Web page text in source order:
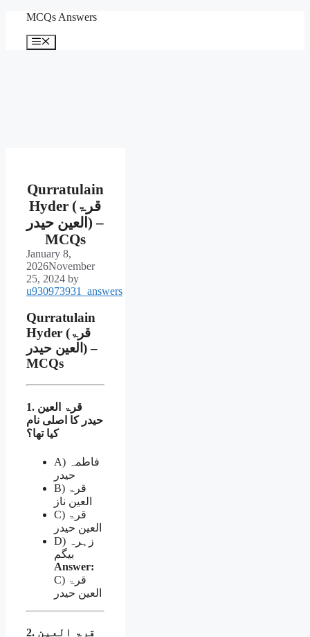
content
MCQs Answers
Menu
Qurratulain
Hyder (قرۃ
العین حیدر) –
MCQs
January 8,
2026November
25, 2024 by
u930973931_answers
Qurratulain
Hyder (قرۃ
العین حیدر) –
MCQs
1. قرۃ العین
حیدر کا اصلی نام
کیا تھا؟
A) فاطمہ
حیدر
B) قرۃ
العین ناز
C) قرۃ
العین حیدر
D) زہرہ
بیگم
Answer:
C) قرۃ
العین حیدر
2. قرۃ العین